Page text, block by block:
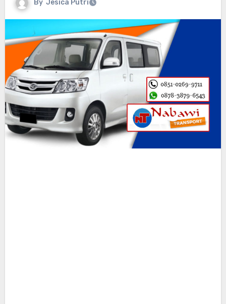
By Jesica Putri